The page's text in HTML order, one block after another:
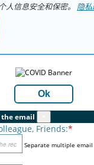
人信息安全和保密。 隐
Ok
email
Friends:*
Separate multiple